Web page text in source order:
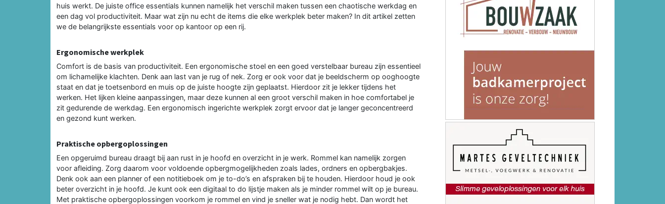
huis werkt. De juiste office essentials kunnen namelijk het verschil maken tussen een chaotische werkdag en
een dag vol productiviteit. Maar wat zijn nu echt de items die elke werkplek beter maken? In dit artikel zetten
we de belangrijkste essentials voor op kantoor op een rij.
Ergonomische werkplek
Comfort is de basis van productiviteit. Een ergonomische stoel en een goed verstelbaar bureau zijn essentieel
om lichamelijke klachten. Denk aan last van je rug of nek. Zorg er ook voor dat je beeldscherm op ooghoogte
staat en dat je toetsenbord en muis op de juiste hoogte zijn geplaatst. Hierdoor zit je lekker tijdens het
werken. Het lijken kleine aanpassingen, maar deze kunnen al een groot verschil maken in hoe comfortabel je
zit gedurende de werkdag. Een ergonomisch ingerichte werkplek zorgt ervoor dat je langer geconcentreerd
en gezond kunt werken.
Praktische opbergoplossingen
Een opgeruimd bureau draagt bij aan rust in je hoofd en overzicht in je werk. Rommel kan namelijk zorgen
voor afleiding. Zorg daarom voor voldoende opbergmogelijkheden zoals lades, ordners en opbergbakjes.
Denk ook aan een planner of een notitieboek om je to-do’s en afspraken bij te houden. Hierdoor houd je ook
beter overzicht in je hoofd. Je kunt ook een digitaal to do lijstje maken als je minder rommel wilt op je bureau.
Met praktische opbergoplossingen voorkom je rommel en vind je sneller wat je nodig hebt. Dan wordt het